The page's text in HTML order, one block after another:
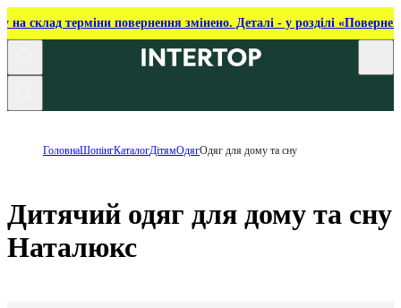
на склад терміни повернення змінено. Деталі - у розділі
ГоловнаШопінгКаталогДітямОдягОдяг для дому та сну
Дитячий одяг для дому та сну
Наталюкс